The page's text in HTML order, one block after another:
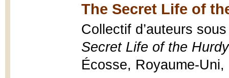
The Secret Life of
Collectif d’auteurs
Secret Life of the
Écosse, Royaume-Uni,